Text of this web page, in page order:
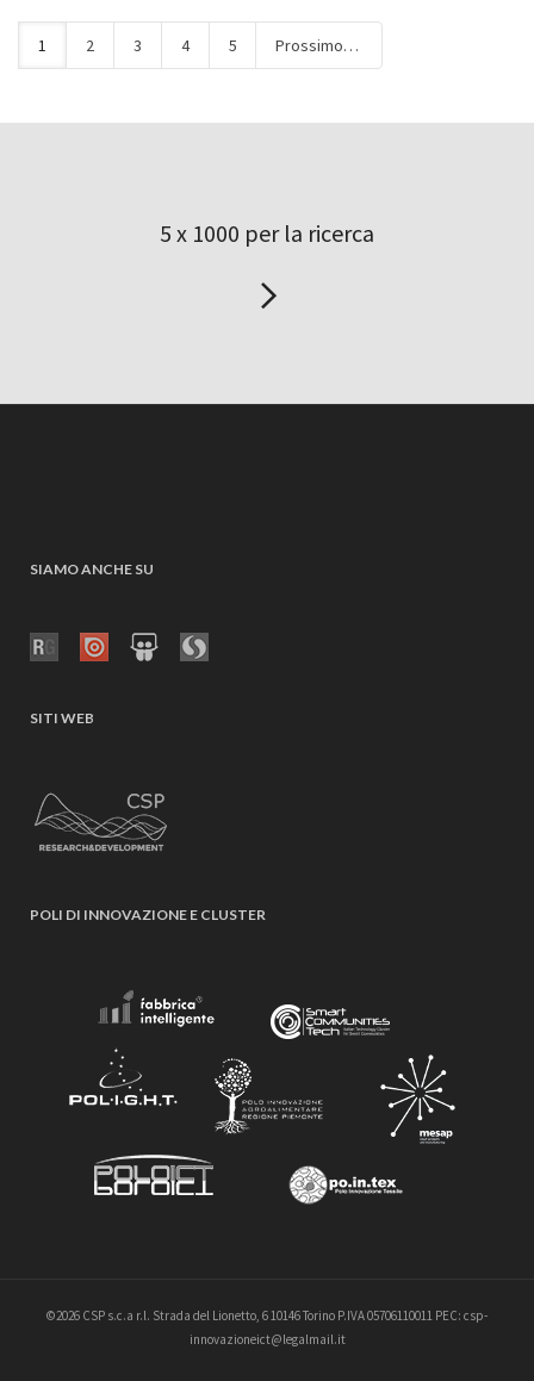
1 2 3 4 5 Prossimo
5 x 1000 per la ricerca
SIAMO ANCHE SU
SITI WEB
POLI DI INNOVAZIONE E CLUSTER
©2026 CSP s.c.a r.l. Strada del Lionetto, 6 10146 Torino P.IVA 05706110011 PEC: csp-
innovazioneict@legalmail.it